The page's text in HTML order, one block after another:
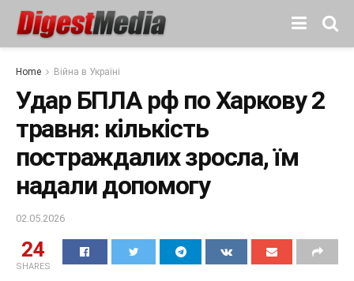
Home Війна в Україні
Удар БПЛА рф по Харкову 2
травня: кількість
постраждалих зросла, їм
надали допомогу
02.05.2026
24
SHARES